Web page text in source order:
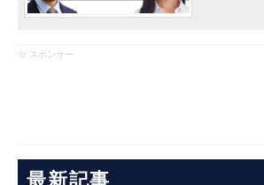
※ スポンサー
最新記事